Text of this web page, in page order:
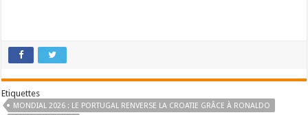
Etiquettes
MONDIAL 2026 : LE PORTUGAL RENVERSE LA CROATIE GRÂCE À RONALDO